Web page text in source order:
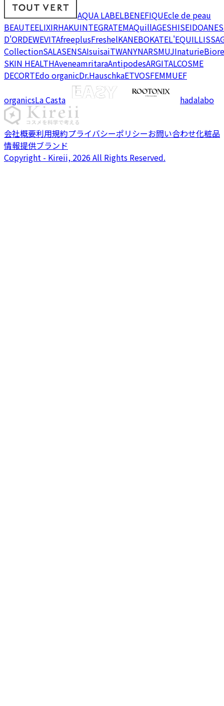
AQUA LABELBENEFIQUEcle de peau
BEAUTEELIXIRHAKUINTEGRATEMAQuillAGESHISEIDO
D'ORDEWEVITAfreeplusFreshelKANEBOKATEL'EQUIL
CollectionSALASENSAIsuisaiTWANYNARSMUJInaturieBiore
SKIN HEALTHAveneamritaraAntipodesARGITALCOSME
DECORTEdo organicDr.HauschkaETVOSFEMMUEF
organicsLa Casta hadalabo
会社概要利用規約プライバシーポリシーお問い合わせ化粧品
情報提供ブランド
Copyright - Kireii, 2026 All Rights Reserved.